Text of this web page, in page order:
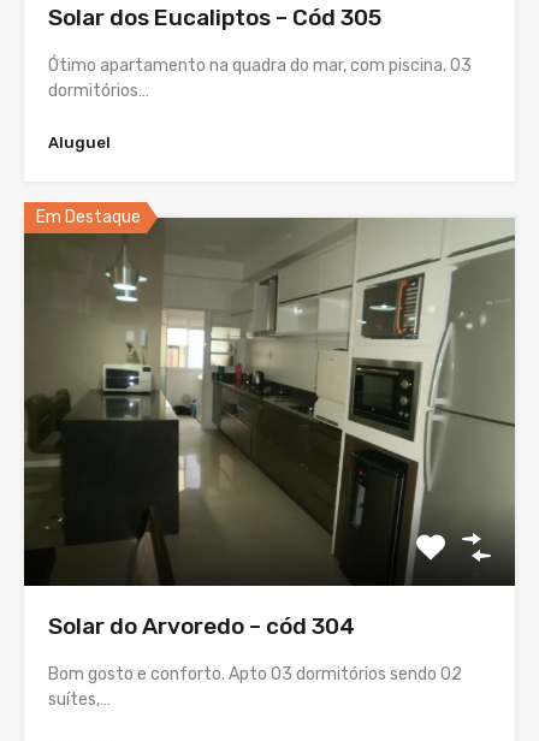
Solar dos Eucaliptos – Cód 305
Ótimo apartamento na quadra do mar, com piscina. 03
dormitórios…
Aluguel
Em Destaque
Solar do Arvoredo – cód 304
Bom gosto e conforto. Apto 03 dormitórios sendo 02
suítes,…